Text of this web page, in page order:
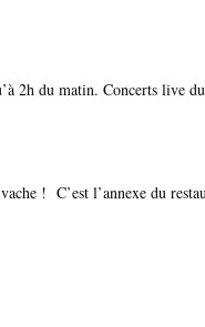
2h du matin. Concerts live
! C’est l’annexe du